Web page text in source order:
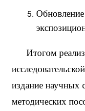
Итогом
издание научных
методических